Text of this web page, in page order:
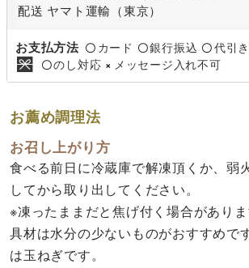
配送 ヤマト運輸（東京）
お支払方法 〇 カード 〇銀行振込 〇代引き
〇のし対応 × メッセージ入れ不可
お薦め調理法
お召し上がり方
食べる前日に冷蔵庫で解凍頂くか、弱
してから取り出してください。
※凍ったままだと焦げ付く場合がありま
具材は水分の少ないものがおすすめで
は玉ねぎです。